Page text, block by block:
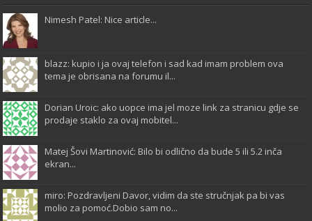
Nimesh Patel: Nice article...
blazz: kupio i ja ovaj telefon i sad kad imam problem ova
tema je obrisana na forumu il...
Dorian Uroic: ako uopce ima jel moze link za stranicu gdje se
prodaje staklo za ovaj mobitel...
Matej Šovi Martinović: Bilo bi odlično da bude 5 ili 5.2 inča
ekran...
miro: Pozdravljeni Davor, vidim da ste stručnjak pa bi vas
molio za pomoć.Dobio sam no...